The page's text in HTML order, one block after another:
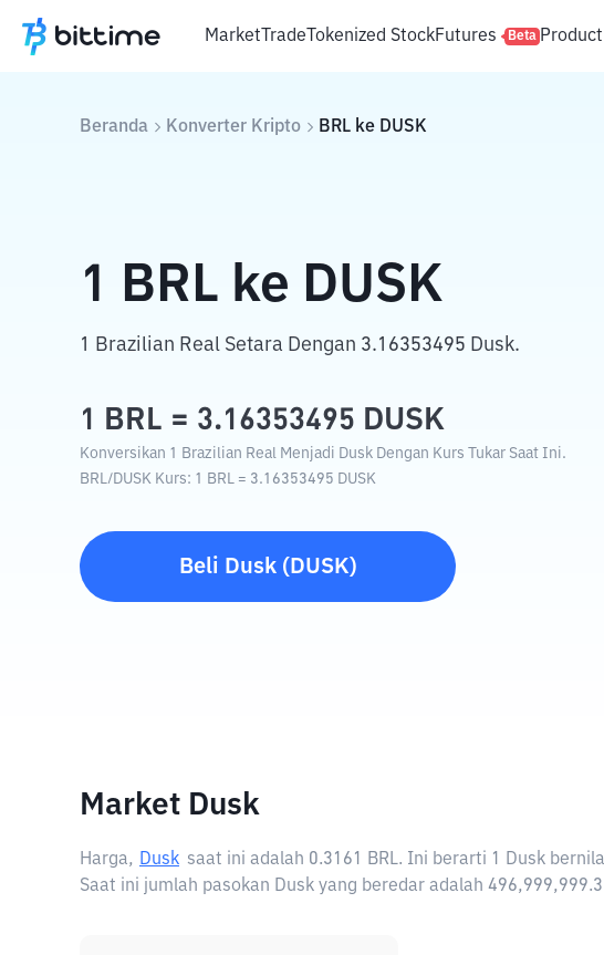
MarketTradeTokenized StockFutures Beta Product
Beranda Konverter Kripto BRL ke DUSK
1 BRL ke DUSK
1 Brazilian Real Setara Dengan 3.16353495 Dusk.
1 BRL = 3.16353495 DUSK
Konversikan 1 Brazilian Real Menjadi Dusk Dengan Kurs Tukar Saat Ini.
BRL/DUSK Kurs: 1 BRL = 3.16353495 DUSK
Beli Dusk( DUSK)
Market Dusk
Harga, Dusk saat ini adalah 0.3161 BRL. Ini berarti 1 Dusk
Saat ini jumlah pasokan Dusk yang beredar adalah